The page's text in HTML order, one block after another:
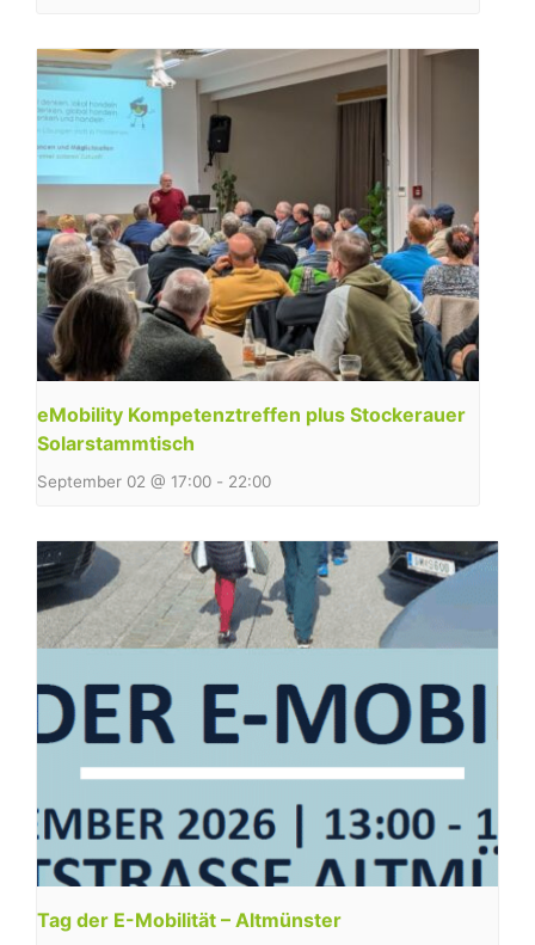
eMobility Kompetenztreffen plus Stockerauer
Solarstammtisch
September 02 @ 17:00 - 22:00
Tag der E-Mobilität – Altmünster